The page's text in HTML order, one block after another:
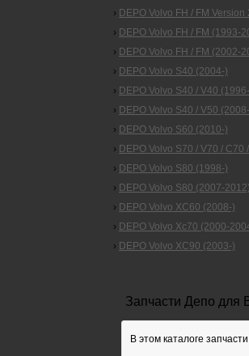
Запчасти Депо для
В этом каталоге
› DEPO Volvo FH / FM
› DEPO Volvo FH / FM (1993-
› DEPO Volvo FH / FM (2002-
› DEPO Volvo S40 (2004-)
› DEPO Volvo S40 / V40
› DEPO Volvo S40 / V50
› DEPO Volvo S60 (2010-)
› DEPO Volvo S70 / V70 / C70
› DEPO Volvo S80 (1998-)
› DEPO Volvo S80 (2007-
› DEPO Volvo XC60 (2008-)
› DEPO Volvo Xc70 (2000-
› DEPO Volvo XC90 (2003-)